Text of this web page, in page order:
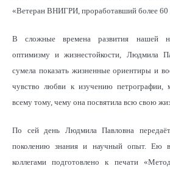
«Ветеран ВНИГРИ, проработавший более 60
В сложные времена развития нашей
оптимизму и жизнестойкости, Людмила
сумела показать жизненные ориентиры и
чувство любви к изучению петрографии,
всему тому, чему она посвятила всю свою
По сей день Людмила Павловна
поколению знания и научный опыт. Ею в
коллегами подготовлено к печати